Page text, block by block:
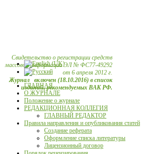
Свидетельство о регистрации средств
массовой информации ЭЛ № ФС77-49292
от 6 апреля 2012 г.
Журнал включен (18.10.2016) в список
изданий, рекомендуемых ВАК РФ.
ГЛАВНАЯ
О ЖУРНАЛЕ
Положение о журнале
РЕДАКЦИОННАЯ КОЛЛЕГИЯ
ГЛАВНЫЙ РЕДАКТОР
Правила направления и опубликования статей
Создание реферата
Оформление списка литературы
Лицензионный договор